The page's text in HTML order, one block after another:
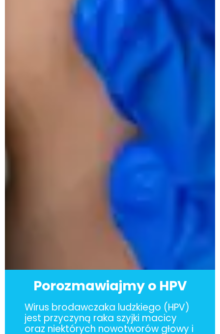
Porozmawiajmy o HPV
Wirus brodawczaka ludzkiego (HPV)
jest przyczyną raka szyjki macicy
oraz niektórych nowotworów głowy i